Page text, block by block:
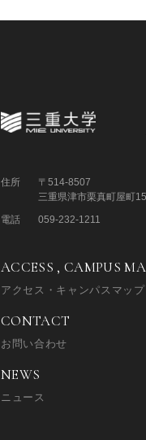
住所
〒514-8507
三重県津市栗真町屋町
電話
059-232-1211
ACCESS , CAMPUS
アクセス・キャンパスマップ
CONTACT
お問い合わせ
NEWS
ニュース